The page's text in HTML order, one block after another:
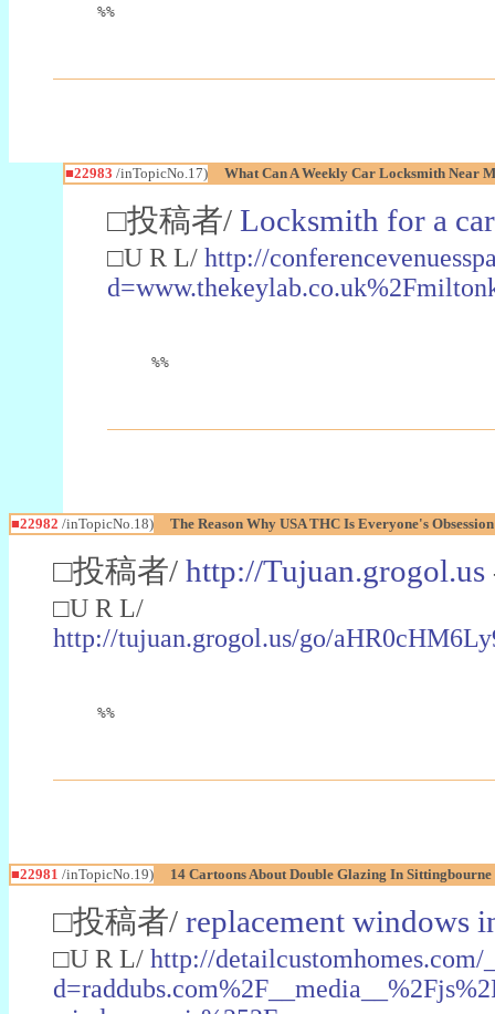
%%
■22983 /inTopicNo.17) What Can A Weekly Car Locksmith Near
□投稿者/ Locksmith for a car
□U R L/ http://
%%
■22982 /inTopicNo.18) The Reason Why USA THC Is Everyone's
□投稿者/ http://Tujuan.grogol.us
□U R L/
http://tujuan.grogol.us/go/
%%
■22981 /inTopicNo.19) 14 Cartoons About Double Glazing In
□投稿者/ replacement windows
□U R L/ http://detailcustomhomes.com/